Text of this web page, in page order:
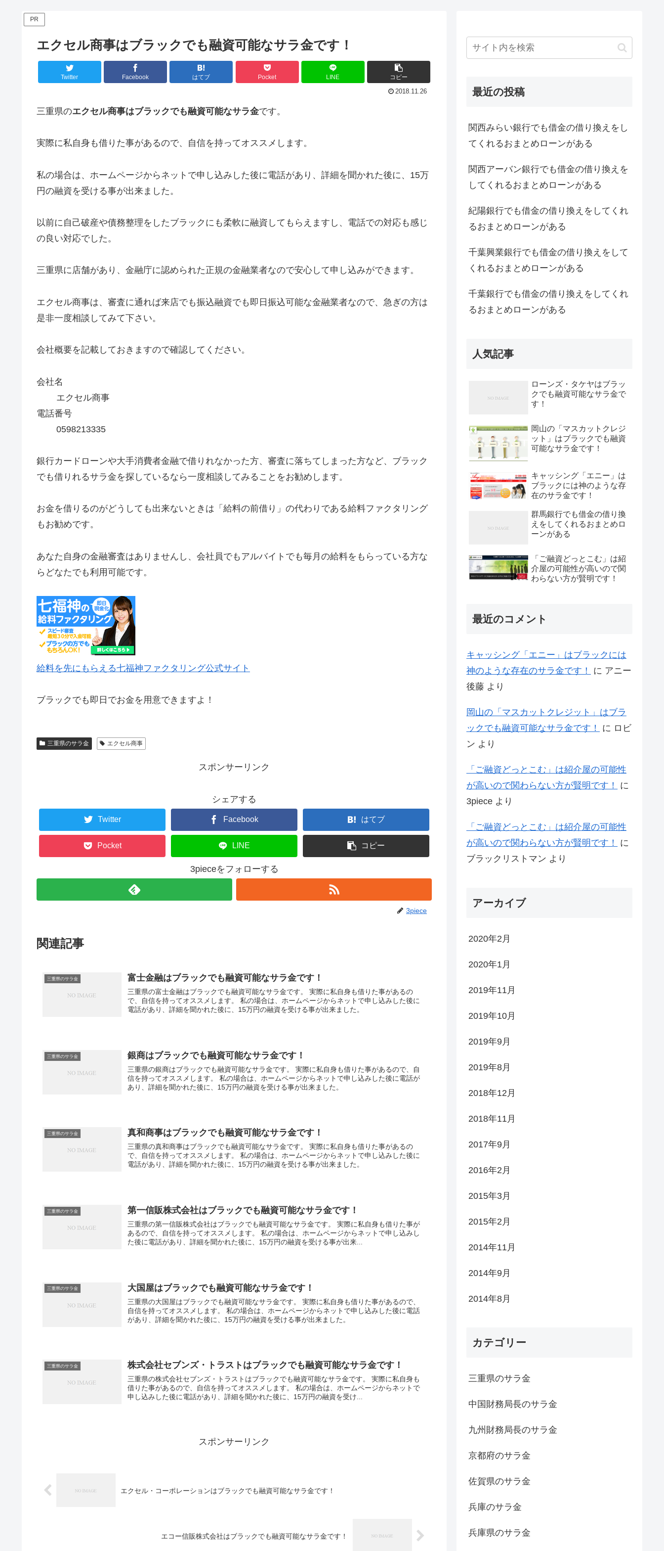
PR
エクセル商事はブラックでも融資可能なサラ金です！
Twitter Facebook はてブ Pocket LINE コピー
2018.11.26
三重県のエクセル商事はブラックでも融資可能なサラ金です。
実際に私自身も借りた事があるので、自信を持ってオススメします。
私の場合は、ホームページからネットで申し込みした後に電話があり、詳細を聞かれた後に、15万
円の融資を受ける事が出来ました。
以前に自己破産や債務整理をしたブラックにも柔軟に融資してもらえますし、電話での対応も感じ
の良い対応でした。
三重県に店舗があり、金融庁に認められた正規の金融業者なので安心して申し込みができます。
エクセル商事は、審査に通れば来店でも振込融資でも即日振込可能な金融業者なので、急ぎの方は
是非一度相談してみて下さい。
会社概要を記載しておきますので確認してください。
会社名
エクセル商事
電話番号
0598213335
銀行カードローンや大手消費者金融で借りれなかった方、審査に落ちてしまった方など、ブラック
でも借りれるサラ金を探しているなら一度相談してみることをお勧めします。
お金を借りるのがどうしても出来ないときは「給料の前借り」の代わりである給料ファクタリング
もお勧めです。
あなた自身の金融審査はありませんし、会社員でもアルバイトでも毎月の給料をもらっている方な
らどなたでも利用可能です。
給料を先にもらえる七福神ファクタリング公式サイト
ブラックでも即日でお金を用意できますよ！
三重県のサラ金 エクセル商事
スポンサーリンク
シェアする
Twitter Facebook はてブ
Pocket LINE コピー
3pieceをフォローする
3piece
関連記事
三重県のサラ金 富士金融はブラックでも融資可能なサラ金です！
三重県の富士金融はブラックでも融資可能なサラ金です。 実際に私自身も借りた事があるの
で、自信を持ってオススメします。 私の場合は、ホームページからネットで申し込みした後に
電話があり、詳細を聞かれた後に、15万円の融資を受ける事が出来ました。
三重県のサラ金 銀商はブラックでも融資可能なサラ金です！
三重県の銀商はブラックでも融資可能なサラ金です。 実際に私自身も借りた事があるので、自
信を持ってオススメします。 私の場合は、ホームページからネットで申し込みした後に電話が
あり、詳細を聞かれた後に、15万円の融資を受ける事が出来ました。
三重県のサラ金 真和商事はブラックでも融資可能なサラ金です！
三重県の真和商事はブラックでも融資可能なサラ金です。 実際に私自身も借りた事があるの
で、自信を持ってオススメします。 私の場合は、ホームページからネットで申し込みした後に
電話があり、詳細を聞かれた後に、15万円の融資を受ける事が出来ました。
三重県のサラ金 第一信販株式会社はブラックでも融資可能なサラ金です！
三重県の第一信販株式会社はブラックでも融資可能なサラ金です。 実際に私自身も借りた事が
あるので、自信を持ってオススメします。 私の場合は、ホームページからネットで申し込みし
た後に電話があり、詳細を聞かれた後に、15万円の融資を受ける事が出来...
三重県のサラ金 大国屋はブラックでも融資可能なサラ金です！
三重県の大国屋はブラックでも融資可能なサラ金です。 実際に私自身も借りた事があるので、
自信を持ってオススメします。 私の場合は、ホームページからネットで申し込みした後に電話
があり、詳細を聞かれた後に、15万円の融資を受ける事が出来ました。
三重県のサラ金 株式会社セブンズ・トラストはブラックでも融資可能なサラ金です！
三重県の株式会社セブンズ・トラストはブラックでも融資可能なサラ金です。 実際に私自身も
借りた事があるので、自信を持ってオススメします。 私の場合は、ホームページからネットで
申し込みした後に電話があり、詳細を聞かれた後に、15万円の融資を受け...
スポンサーリンク
エクセル・コーポレーションはブラックでも融資可能なサラ金です！
エコー信販株式会社はブラックでも融資可能なサラ金です！
最近の投稿
関西みらい銀行でも借金の借り換えをし
てくれるおまとめローンがある
関西アーバン銀行でも借金の借り換えを
してくれるおまとめローンがある
紀陽銀行でも借金の借り換えをしてくれ
るおまとめローンがある
千葉興業銀行でも借金の借り換えをして
くれるおまとめローンがある
千葉銀行でも借金の借り換えをしてくれ
るおまとめローンがある
人気記事
ローンズ・タケヤはブラッ
クでも融資可能なサラ金で
す！
岡山の「マスカットクレジ
ット」はブラックでも融資
可能なサラ金です！
キャッシング「エニー」は
ブラックには神のような存
在のサラ金です！
群馬銀行でも借金の借り換
えをしてくれるおまとめロ
ーンがある
「ご融資どっとこむ」は紹
介屋の可能性が高いので関
わらない方が賢明です！
最近のコメント
キャッシング「エニー」はブラックには
神のような存在のサラ金です！
に アニー
後藤 より
岡山の「マスカットクレジット」はブラ
ックでも融資可能なサラ金です！
に ロビ
ン より
「ご融資どっとこむ」は紹介屋の可能性
が高いので関わらない方が賢明です！
に
3piece より
「ご融資どっとこむ」は紹介屋の可能性
が高いので関わらない方が賢明です！
に
ブラックリストマン より
アーカイブ
2020年2月
2020年1月
2019年11月
2019年10月
2019年9月
2019年8月
2018年12月
2018年11月
2017年9月
2016年2月
2015年3月
2015年2月
2014年11月
2014年9月
2014年8月
カテゴリー
三重県のサラ金
中国財務局長のサラ金
九州財務局長のサラ金
京都府のサラ金
佐賀県のサラ金
兵庫のサラ金
兵庫県のサラ金